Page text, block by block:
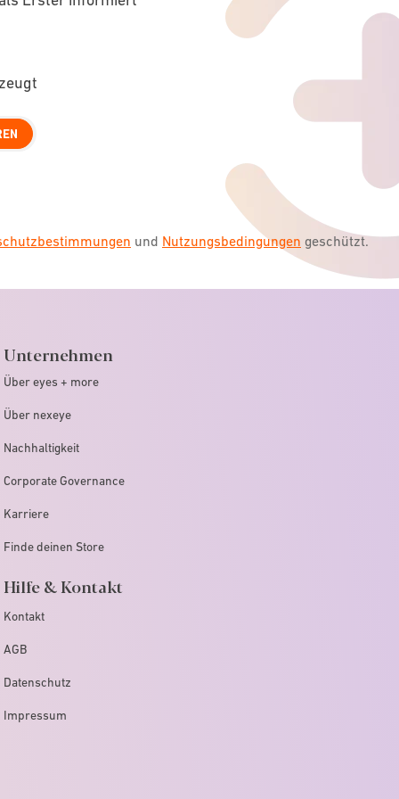
und Nutzungsbedingungen geschützt.
Unternehmen
Über eyes + more
Über nexeye
Nachhaltigkeit
Corporate Governance
Karriere
Finde deinen Store
Hilfe & Kontakt
Kontakt
AGB
Datenschutz
Impressum